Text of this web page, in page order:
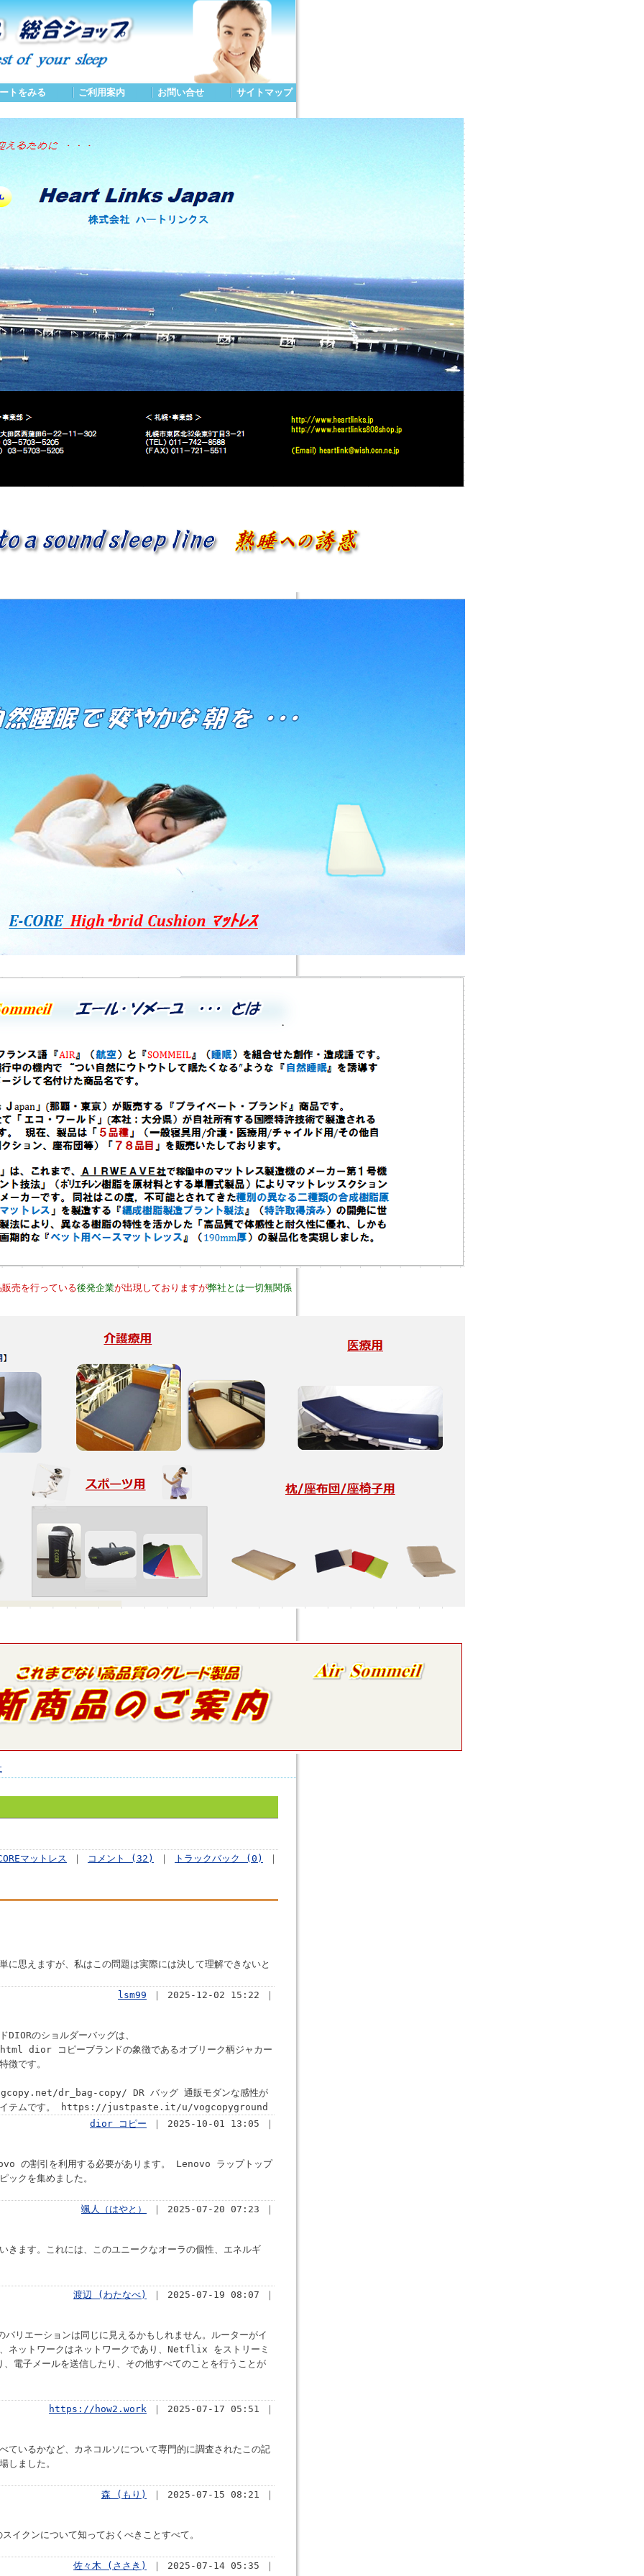
トをみる ご利用案内 お問い合せ サイトマップ
売を行っている後発企業が出現しておりますが弊社とは一切無関係
マットレス ｜ コメント (32) ｜ トラックバック (0) ｜
に思えますが、私はこの問題は実際には決して理解できないと
lsm99 ｜ 2025-12-02 15:22 ｜
DIORのショルダーバッグは、
コピーブランドの象徴であるオブリーク柄ジャカー
徴です。
dr_bag-copy/ DR バッグ 通販モダンな感性が
るアイテムです。 https://justpaste.it/u/vogcopyground
dior コピー ｜ 2025-10-01 13:05 ｜
の割引を利用する必要があります。 Lenovo ラップトップ
ックを集めました。
颯人（はやと） ｜ 2025-07-20 07:23 ｜
きます。これには、このユニークなオーラの個性、エネルギ
渡辺 (わたなべ) ｜ 2025-07-19 08:07 ｜
リエーションは同じに見えるかもしれません。ルーターがイ
ネットワークはネットワークであり、Netflix をストリーミ
電子メールを送信したり、その他すべてのことを行うことが
https://how2.work ｜ 2025-07-17 05:51 ｜
ているかなど、カネコルソについて専門的に調査されたこの記
しました。
森 (もり) ｜ 2025-07-15 08:21 ｜
イクンについて知っておくべきことすべて。
佐々木 (ささき) ｜ 2025-07-14 05:35 ｜